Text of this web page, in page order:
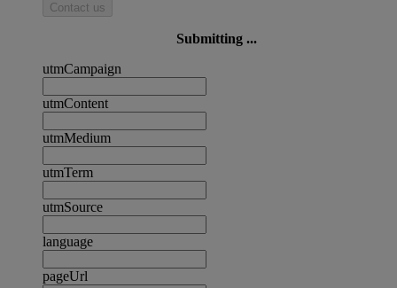
Contact us
Submitting ...
utmCampaign
utmContent
utmMedium
utmTerm
utmSource
language
pageUrl